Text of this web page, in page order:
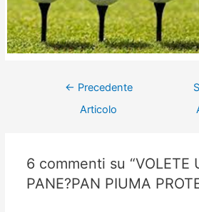
← Precedente
Articolo
6 commenti su “VOLETE
PANE?PAN PIUMA